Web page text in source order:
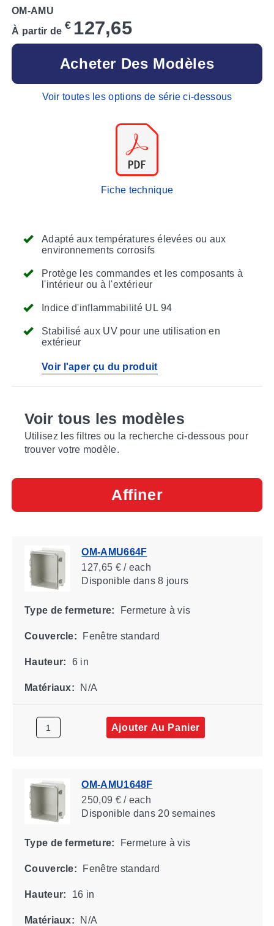
Adapté aux températures élevées ou aux
environnements corrosifs
Protège les commandes et les composants à
l'intérieur ou à l'extérieur
Indice d'inflammabilité UL 94
Stabilisé aux UV pour une utilisation en
extérieur
Voir l'aper çu du produit
OM-AMU
À partir de € 127,65
Acheter Des Modèles
Voir toutes les options de série ci-dessous
Fiche technique
Voir tous les modèles
Utilisez les filtres ou la recherche ci-dessous pour
trouver votre modèle.
Affiner
OM-AMU664F
127,65 € / each
Disponibledans 8 jours
Type de fermeture: Fermeture à vis
Couvercle: Fenêtre standard
Hauteur: 6 in
Matériaux: N/A
Ajouter Au Panier
OM-AMU1648F
250,09 € / each
Disponibledans 20 semaines
Type de fermeture: Fermeture à vis
Couvercle: Fenêtre standard
Hauteur: 16 in
Matériaux: N/A